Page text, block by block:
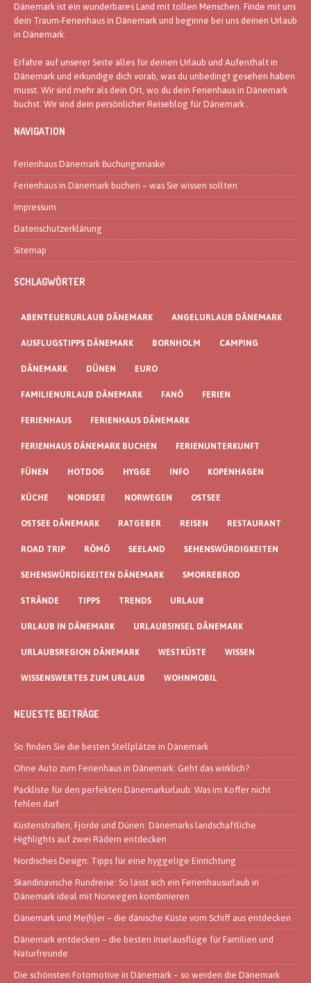
Dänemark ist ein wunderbares Land mit tollen Menschen. Finde mit uns
dein Traum-Ferienhaus in Dänemark und beginne bei uns deinen Urlaub
in Dänemark.
Erfahre auf unserer Seite alles für deinen Urlaub und Aufenthalt in
Dänemark und erkundige dich vorab, was du unbedingt gesehen haben
musst. Wir sind mehr als dein Ort, wo du dein Ferienhaus in Dänemark
buchst. Wir sind dein persönlicher Reiseblog für Dänemark .
NAVIGATION
Ferienhaus Dänemark Buchungsmaske
Ferienhaus in Dänemark buchen – was Sie wissen sollten
Impressum
Datenschutzerklärung
Sitemap
SCHLAGWÖRTER
ABENTEUERURLAUB DÄNEMARK ANGELURLAUB DÄNEMARK
AUSFLUGSTIPPS DÄNEMARK BORNHOLM CAMPING
DÄNEMARK DÜNEN EURO
FAMILIENURLAUB DÄNEMARK FANÖ FERIEN
FERIENHAUS FERIENHAUS DÄNEMARK
FERIENHAUS DÄNEMARK BUCHEN FERIENUNTERKUNFT
FÜNEN HOTDOG HYGGE INFO KOPENHAGEN
KÜCHE NORDSEE NORWEGEN OSTSEE
OSTSEE DÄNEMARK RATGEBER REISEN RESTAURANT
ROAD TRIP RÖMÖ SEELAND SEHENSWÜRDIGKEITEN
SEHENSWÜRDIGKEITEN DÄNEMARK SMORREBROD
STRÄNDE TIPPS TRENDS URLAUB
URLAUB IN DÄNEMARK URLAUBSINSEL DÄNEMARK
URLAUBSREGION DÄNEMARK WESTKÜSTE WISSEN
WISSENSWERTES ZUM URLAUB WOHNMOBIL
NEUESTE BEITRÄGE
So finden Sie die besten Stellplätze in Dänemark
Ohne Auto zum Ferienhaus in Dänemark: Geht das wirklich?
Packliste für den perfekten Dänemarkurlaub: Was im Koffer nicht
fehlen darf
Küstenstraßen, Fjorde und Dünen: Dänemarks landschaftliche
Highlights auf zwei Rädern entdecken
Nordisches Design: Tipps für eine hyggelige Einrichtung
Skandinavische Rundreise: So lässt sich ein Ferienhausurlaub in
Dänemark ideal mit Norwegen kombinieren
Dänemark und Me(h)er – die dänische Küste vom Schiff aus entdecken
Dänemark entdecken – die besten Inselausflüge für Familien und
Naturfreunde
Die schönsten Fotomotive in Dänemark – so werden die Dänemark